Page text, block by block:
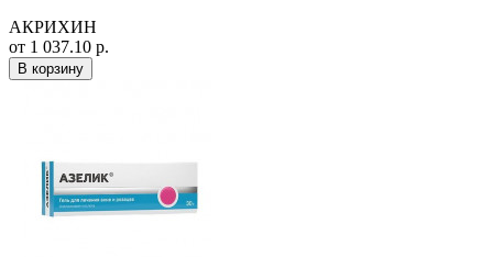
АКРИХИН
от 1 037.10 р.
В корзину